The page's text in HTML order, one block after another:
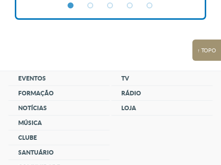
↑ TOPO
EVENTOS
FORMAÇÃO
NOTÍCIAS
MÚSICA
CLUBE
SANTUÁRIO
TV
RÁDIO
LOJA